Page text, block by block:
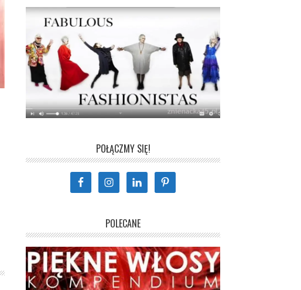
POŁĄCZMY SIĘ!
POLECANE